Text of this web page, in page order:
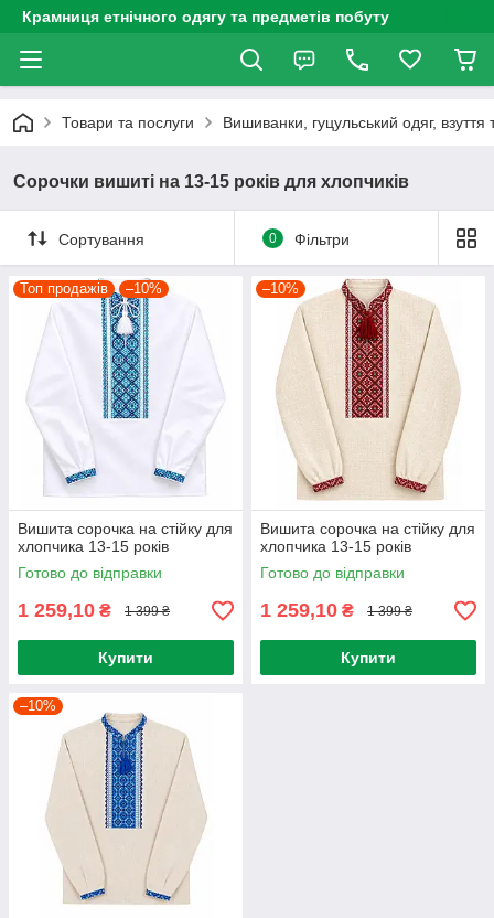
Крамниця етнічного одягу та предметів побуту
Товари та послуги Вишиванки, гуцульський одяг, взуття
Сорочки вишиті на 13-15 років для хлопчиків
Сортування 0 Фільтри
Топ продажів –10%
Вишита сорочка на стійку для
хлопчика 13-15 років
Готово до відправки
1 259,10 ₴ 1 399 ₴
Купити
–10%
Вишита сорочка на стійку для
хлопчика 13-15 років
Готово до відправки
1 259,10 ₴ 1 399 ₴
Купити
–10%